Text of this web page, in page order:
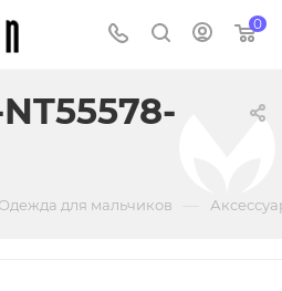
0
Одежда для мальчиков